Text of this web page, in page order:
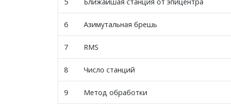
5 Ближайшая станция от эпицентра
6 Азимутальная брешь
7 RMS
8 Число станций
9 Метод обработки